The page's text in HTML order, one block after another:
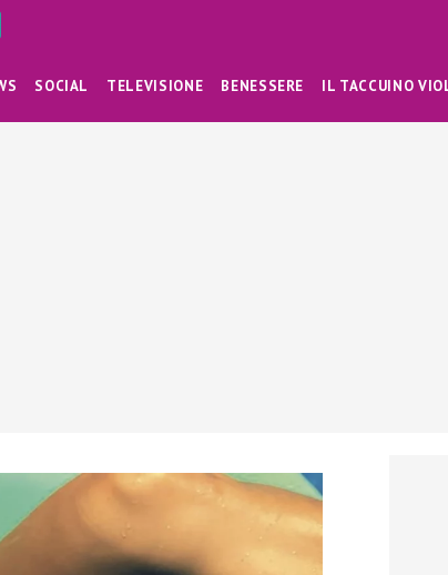
SOCIAL TELEVISIONE BENESSERE IL TACCUINO